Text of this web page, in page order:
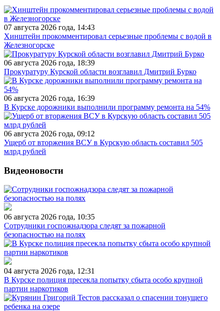
07 августа 2026 года, 14:43
Хинштейн прокомментировал серьезные проблемы с водой в
Железногорске
06 августа 2026 года, 18:39
Прокуратуру Курской области возглавил Дмитрий Бурко
06 августа 2026 года, 16:39
В Курске дорожники выполнили программу ремонта на 54%
06 августа 2026 года, 09:12
Ущерб от вторжения ВСУ в Курскую область составил 505
млрд рублей
Видеоновости
06 августа 2026 года, 10:35
Сотрудники госпожнадзора следят за пожарной
безопасностью на полях
04 августа 2026 года, 12:31
В Курске полиция пресекла попытку сбыта особо крупной
партии наркотиков